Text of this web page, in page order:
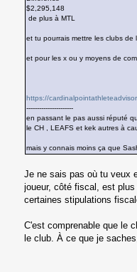
$2,295,148
de plus à MTL
et tu pourrais mettre les clubs
et pour les x ou y moyens de
https://
----------------------
en passant le pas aussi réputé
le CH , LEAFS et kek autres à
mais y connais moins ça que
Je ne sais pas où tu veux
joueur, côté fiscal, est
certaines stipulations
C'est comprenable que le
le club. À ce que je